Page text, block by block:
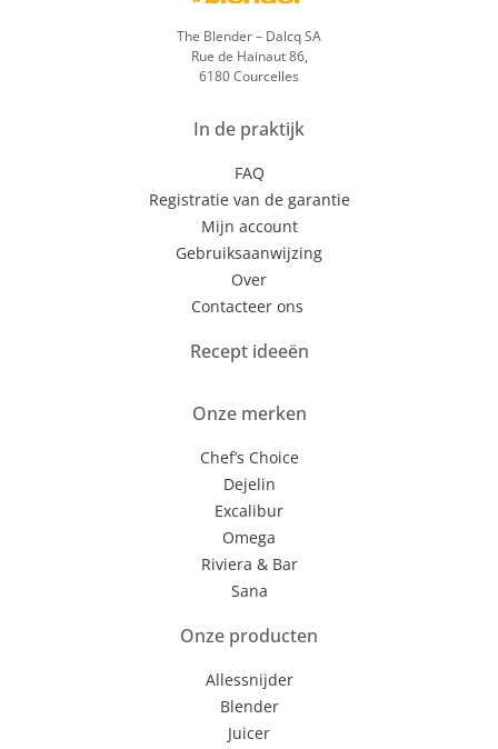
The Blender – Dalcq SA
Rue de Hainaut 86,
6180 Courcelles
In de praktijk
FAQ
Registratie van de garantie
Mijn account
Gebruiksaanwijzing
Over
Contacteer ons
Recept ideeën
Onze merken
Chef’s Choice
Dejelin
Excalibur
Omega
Riviera & Bar
Sana
Onze producten
Allessnijder
Blender
Juicer